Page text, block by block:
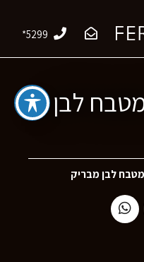
*5299
לבן
מטבח לבן מבריק